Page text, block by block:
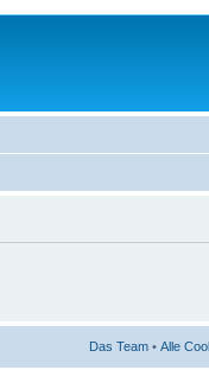
Das Team • Alle